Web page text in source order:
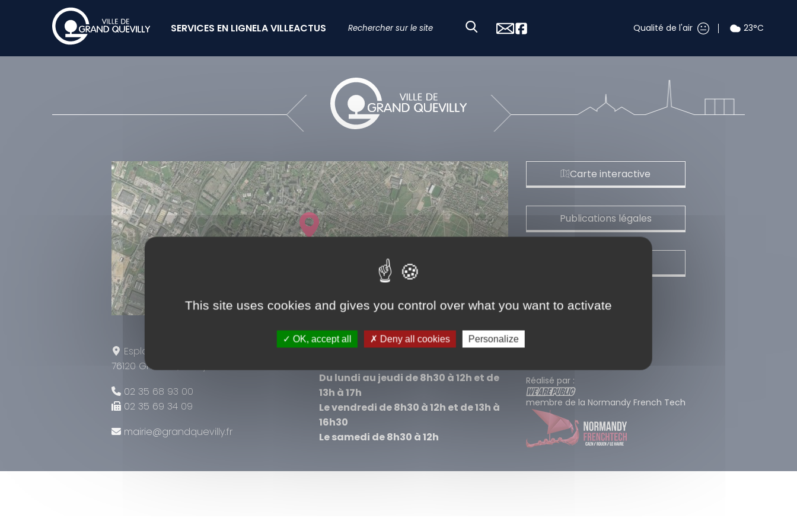
SERVICES EN LIGNELA VILLEACTUS Qualité de l'air 23°C
Leaflet |Tiles © Esri — Source: Esri, i-cubed, USDA, USGS, AEX, GeoEye, Getmapping, Aerogrid, IGN, IGP, UPR-EGP, and the GIS User Community
Esplanade Tony Larue
76120 Grand Quevilly
02 35 68 93 00
02 35 69 34 09
mairie@grandquevilly.fr
Les services municipaux sont ouverts :
Du lundi au jeudi de 8h30 à 12h et de
13h à 17h
Le vendredi de 8h30 à 12h et de 13h à
16h30
Le samedi de 8h30 à 12h
Carte interactive
Publications légales
Mentions légales
Réalisé par :
membre de la Normandy French Tech
This site uses cookies and gives you control over what you want to activate
OK, accept all Deny all cookies Personalize